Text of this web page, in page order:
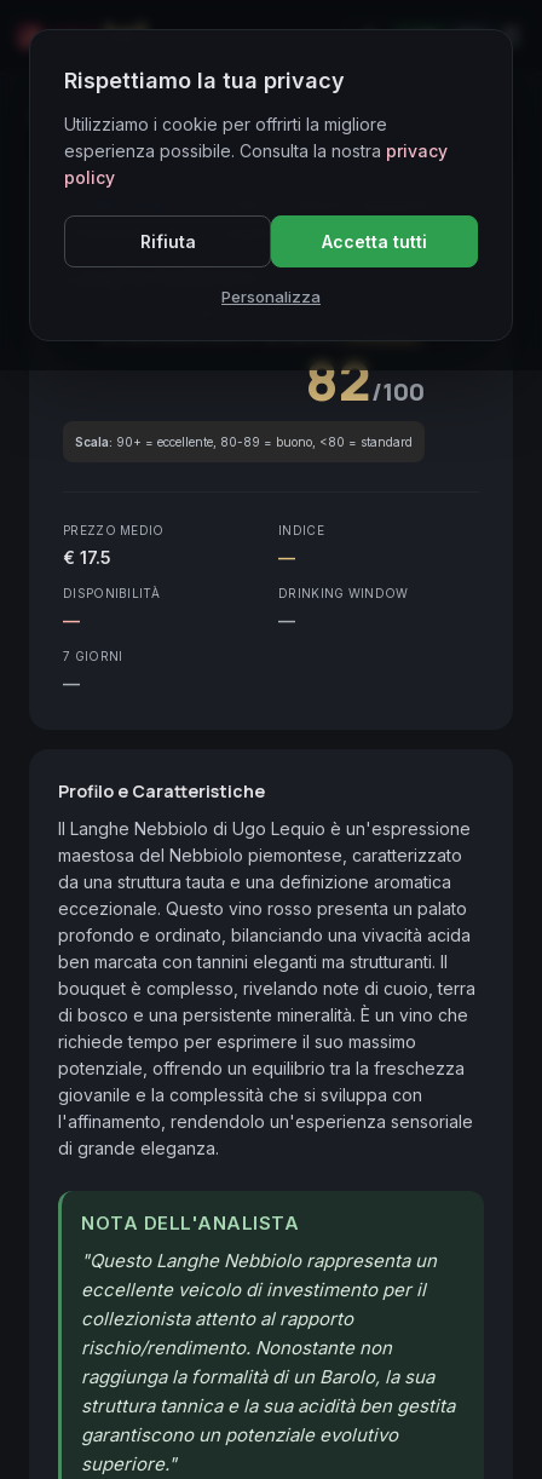
LIVE
Directory Vini
Piemonte
Red Investment Cellar
Langhe Nebbiolo2017
82/100
Scala: 90+ = eccellente, 80-89 = buono, <80 = standard
PREZZO MEDIO
€ 17.5
INDICE
—
DISPONIBILITÀ
—
DRINKING WINDOW
—
7 GIORNI
—
Profilo e Caratteristiche
Il Langhe Nebbiolo di Ugo Lequio è un'espressione
maestosa del Nebbiolo piemontese, caratterizzato
da una struttura tauta e una definizione aromatica
eccezionale. Questo vino rosso presenta un palato
profondo e ordinato, bilanciando una vivacità acida
ben marcata con tannini eleganti ma strutturanti. Il
bouquet è complesso, rivelando note di cuoio, terra
di bosco e una persistente mineralità. È un vino che
richiede tempo per esprimere il suo massimo
potenziale, offrendo un equilibrio tra la freschezza
giovanile e la complessità che si sviluppa con
l'affinamento, rendendolo un'esperienza sensoriale
di grande eleganza.
NOTA DELL'ANALISTA
"Questo Langhe Nebbiolo rappresenta un
eccellente veicolo di investimento per il
collezionista attento al rapporto
rischio/rendimento. Nonostante non
raggiunga la formalità di un Barolo, la sua
struttura tannica e la sua acidità ben gestita
garantiscono un potenziale evolutivo
superiore."
Rispettiamo la tua privacy
Utilizziamo i cookie per offrirti la migliore
esperienza possibile. Consulta la nostra privacy
policy
Rifiuta Accetta tutti
Personalizza